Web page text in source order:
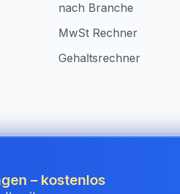
nach Branche
MwSt Rechner
Gehaltsrechner
in Austria
– kostenlos